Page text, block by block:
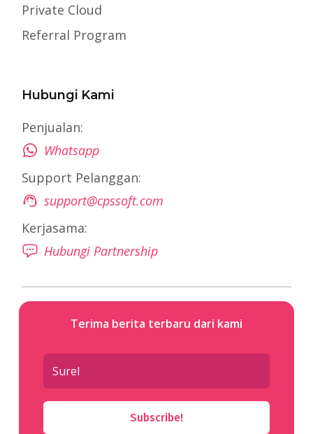
Private Cloud
Referral Program
Hubungi Kami
Penjualan:
Whatsapp
Support Pelanggan:
support@cpssoft.com
Kerjasama:
Hubungi Partnership
Terima berita terbaru dari kami
Subscribe!